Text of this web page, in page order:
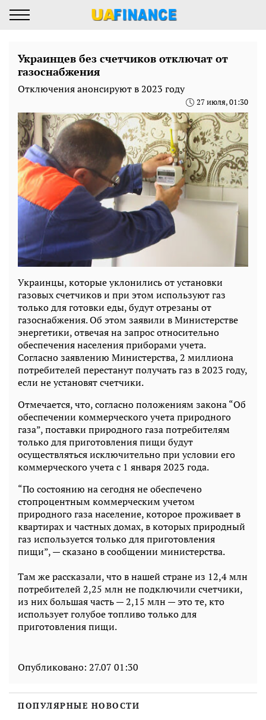
Украинцев без счетчиков отключат от
газоснабжения
Отключения анонсируют в 2023 году
27 июля, 01:30
Украинцы, которые уклонились от установки
газовых счетчиков и при этом используют газ
только для готовки еды, будут отрезаны от
газоснабжения. Об этом заявили в Министерстве
энергетики, отвечая на запрос относительно
обеспечения населения приборами учета.
Согласно заявлению Министерства, 2 миллиона
потребителей перестанут получать газ в 2023 году,
если не установят счетчики.
Отмечается, что, согласно положениям закона “Об
обеспечении коммерческого учета природного
газа”, поставки природного газа потребителям
только для приготовления пищи будут
осуществляться исключительно при условии его
коммерческого учета с 1 января 2023 года.
“По состоянию на сегодня не обеспечено
стопроцентным коммерческим учетом
природного газа население, которое проживает в
квартирах и частных домах, в которых природный
газ используется только для приготовления
пищи”, — сказано в сообщении министерства.
Там же рассказали, что в нашей стране из 12,4 млн
потребителей 2,25 млн не подключили счетчики,
из них большая часть — 2,15 млн — это те, кто
использует голубое топливо только для
приготовления пищи.
Опубликовано: 27.07 01:30
ПОПУЛЯРНЫЕ НОВОСТИ